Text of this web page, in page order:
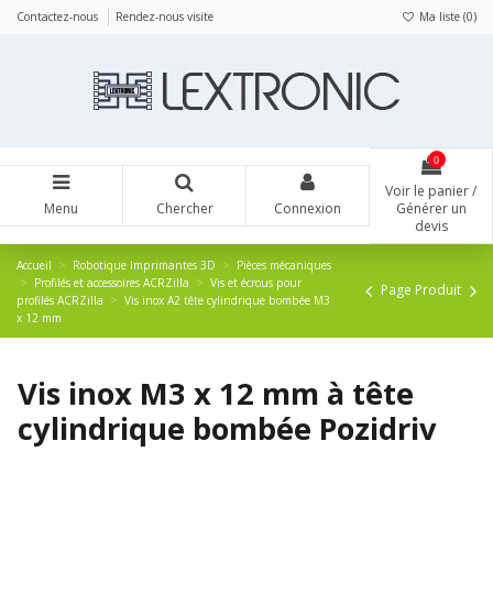
Contactez-nous Rendez-nous visite Ma liste (0)
Menu Chercher Connexion
0
Voir le panier /
Générer un
devis
Accueil Robotique Imprimantes 3D
Pièces mécaniques
Profilés et accessoires ACRZilla
Vis et écrous pour
profilés ACRZilla
Vis inox A2 tête cylindrique bombée M3
x 12 mm
Page Produit
Vis inox M3 x 12 mm à tête
cylindrique bombée Pozidriv
Panneau de gestion des cookies